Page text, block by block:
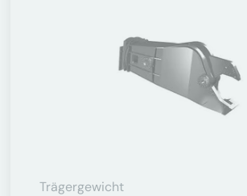
Trägergewicht